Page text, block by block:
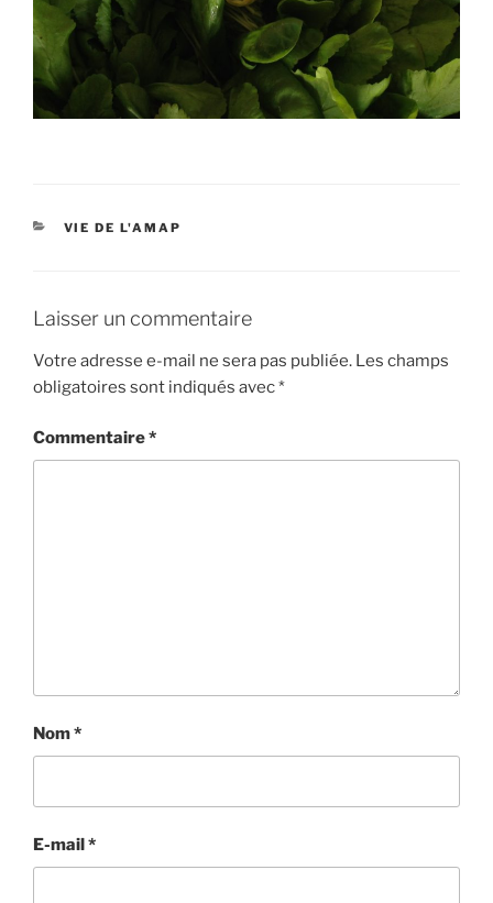
CATÉGORIES
VIE DE L'AMAP
Laisser un commentaire
Votre adresse e-mail ne sera pas publiée. Les champs
obligatoires sont indiqués avec*
Commentaire*
Nom*
E-mail*